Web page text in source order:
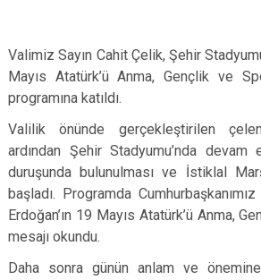
Valimiz Sayın Cahit Çelik, Şehir
Mayıs Atatürk’ü Anma, Gençlik ve
programına katıldı.
Valilik önünde gerçekleştirilen
ardından Şehir Stadyumu’nda devam
duruşunda bulunulması ve İstiklal
başladı. Programda
Erdoğan’ın 19 Mayıs Atatürk’ü Anma,
mesajı okundu.
Daha sonra günün anlam ve